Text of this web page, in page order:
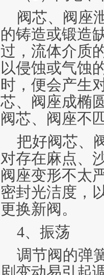
阀芯、阀座
的铸造或锻造
过，流体介质
以侵蚀或气蚀
时，便会产生
芯、阀座成椭
阀芯、阀座不
把好阀芯、
对存在麻点、
阀座变形不太
密封光洁度，
更换新阀。
4、振荡
调节阀的弹